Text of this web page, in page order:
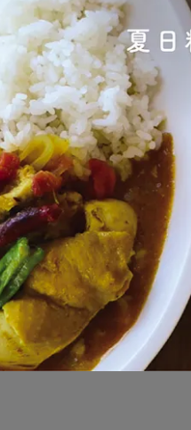
貨
會員專區
會員權益
會員好禮
加入會員
我的帳戶